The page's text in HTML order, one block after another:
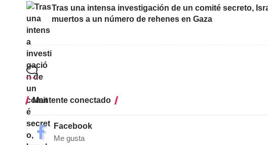
Tras una intensa investigación de un comité secreto,
muertos a un número de rehenes en Gaza
Mantente conectado
Facebook
Me gusta